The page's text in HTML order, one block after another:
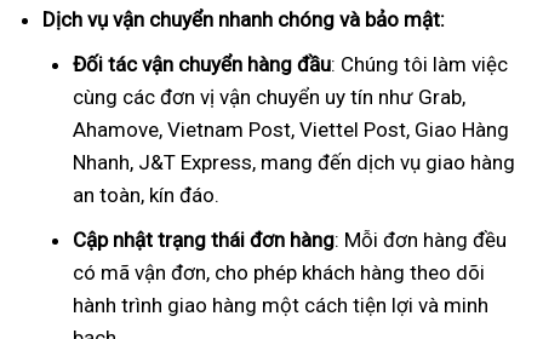
Dịch vụ vận chuyển nhanh chóng và bảo mật:
Đối tác vận chuyển hàng đầu: Chúng tôi làm việc
cùng các đơn vị vận chuyển uy tín như Grab,
Ahamove, Vietnam Post, Viettel Post, Giao Hàng
Nhanh, J&T Express, mang đến dịch vụ giao hàng
an toàn, kín đáo.
Cập nhật trạng thái đơn hàng: Mỗi đơn hàng đều
có mã vận đơn, cho phép khách hàng theo dõi
hành trình giao hàng một cách tiện lợi và minh